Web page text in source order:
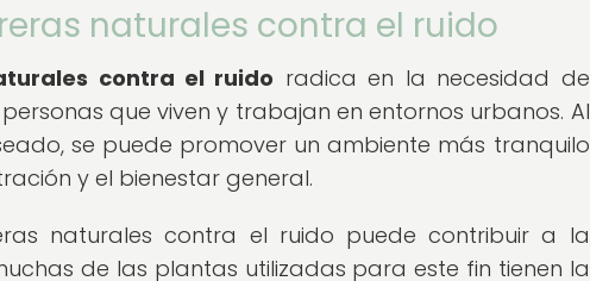
naturales contra el ruido
contra el ruido radica en la necesidad de
que viven y trabajan en entornos urbanos. Al
se puede promover un ambiente más tranquilo
y el bienestar general.
naturales contra el ruido puede contribuir a la
de las plantas utilizadas para este fin tienen la